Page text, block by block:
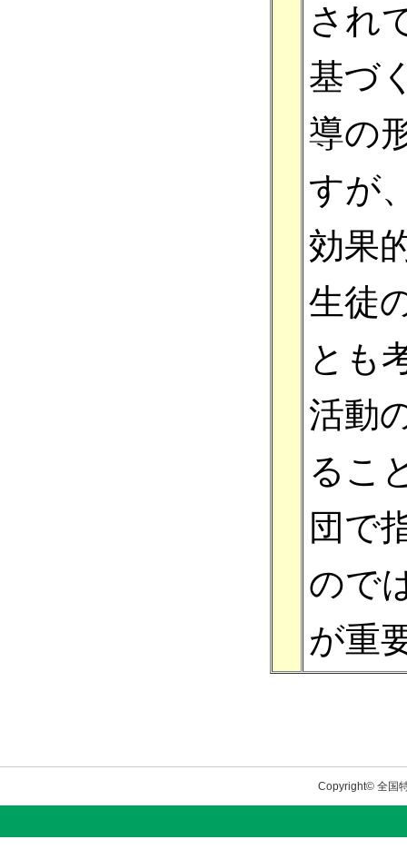
され
基づ
導の
すが
効果
生徒
とも
活動
るこ
団で
ので
が重
Copyright© 全国